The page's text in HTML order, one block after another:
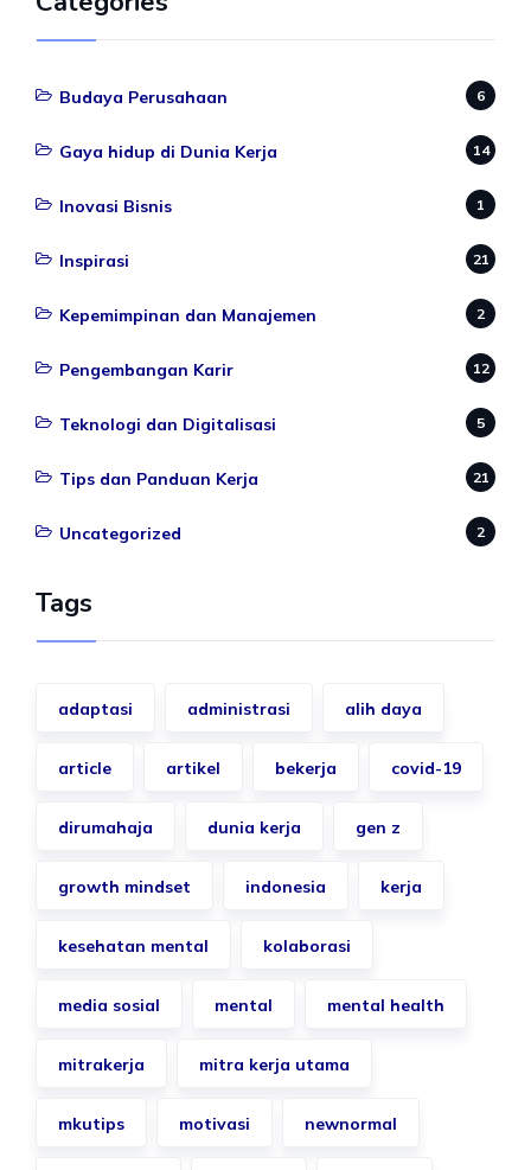
Budaya Perusahaan 6
Gaya hidup di Dunia Kerja 14
Inovasi Bisnis 1
Inspirasi 21
Kepemimpinan dan Manajemen 2
Pengembangan Karir 12
Teknologi dan Digitalisasi 5
Tips dan Panduan Kerja 21
Uncategorized 2
Tags
adaptasi administrasi alih daya
article artikel bekerja covid-19
dirumahaja dunia kerja gen z
growth mindset indonesia kerja
kesehatan mental kolaborasi
media sosial mental mental health
mitrakerja mitra kerja utama
mkutips motivasi newnormal